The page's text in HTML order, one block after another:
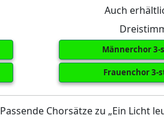
Auch
Männerchor
Frauenchor 3-
Passende Chorsätze zu „Ein Licht